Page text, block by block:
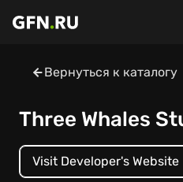
Вернуться к каталогу
Three Whales
Visit Developer's Website